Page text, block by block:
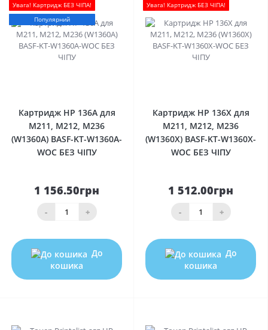
Увага! Картридж БЕЗ ЧІПА!
Популярний
Картридж HP 136A для
M211, M212, M236
(W1360A) BASF-KT-W1360A-
WOC БЕЗ ЧІПУ
1 156.50грн
- +
До
кошика
Увага! Картридж БЕЗ ЧІПА!
Картридж HP 136X для
M211, M212, M236
(W1360X) BASF-KT-W1360X-
WOC БЕЗ ЧІПУ
1 512.00грн
- +
До
кошика